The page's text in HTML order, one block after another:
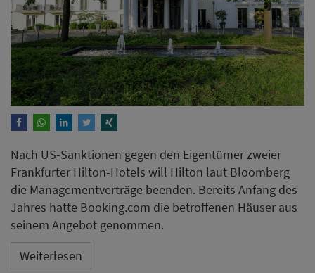
Nach US-Sanktionen gegen den Eigentümer zweier
Frankfurter Hilton-Hotels will Hilton laut Bloomberg
die Managementverträge beenden. Bereits Anfang des
Jahres hatte Booking.com die betroffenen Häuser aus
seinem Angebot genommen.
Weiterlesen